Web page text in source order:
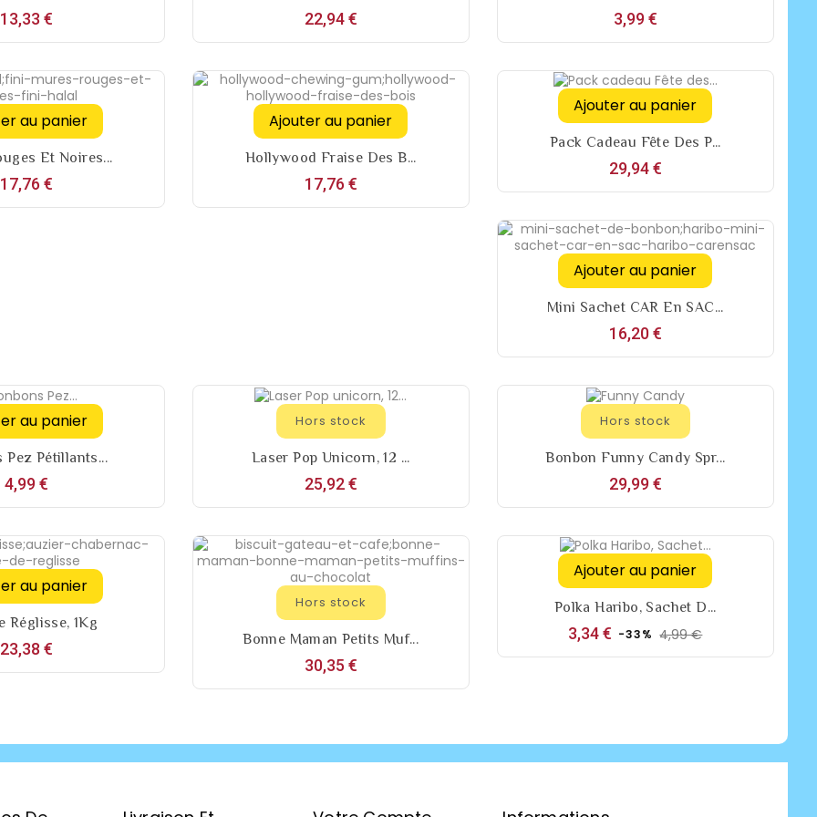
13,33 €Prix 22,94 €Prix 3,99 €Prix
au panier
Et Noires...
17,76 €Prix
Ajouter au panier
Hollywood Fraise Des B...
17,76 €Prix
Ajouter au panier
Pack Cadeau Fête Des P...
29,94 €Prix
Ajouter au panier
Mini Sachet CAR En SAC...
16,20 €Prix
au panier
Pez Pétillants...
4,99 €Prix
Hors stock
Laser Pop Unicorn, 12 ...
25,92 €Prix
Hors stock
Bonbon Funny Candy Spr...
29,99 €Prix
au panier
Réglisse, 1Kg
23,38 €Prix
Hors stock
Bonne Maman Petits Muf...
30,35 €Prix
Ajouter au panier
Polka Haribo, Sachet D...
3,34 € Prix
-33% 4,99 €Prix